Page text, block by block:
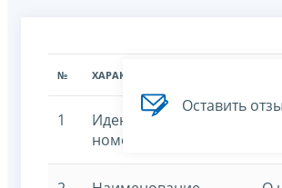
№ ХАРАКТЕРИСТИКА
1
Идентификационный
номер
Оставить